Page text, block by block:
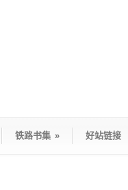
铁路书集 » 好站链接